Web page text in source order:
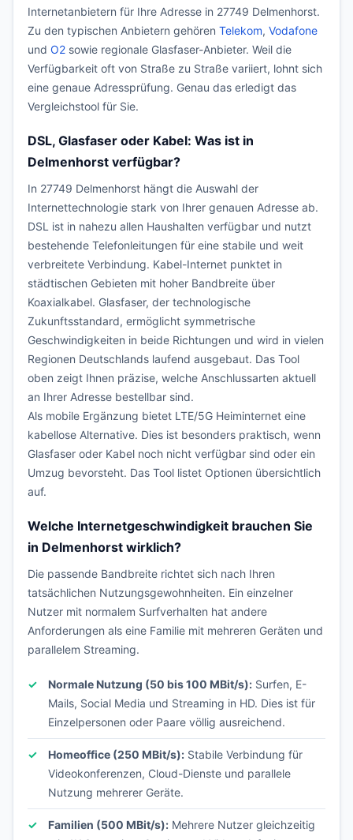
Internetanbietern für Ihre Adresse in 27749 Delmenhorst.
Zu den typischen Anbietern gehören Telekom, Vodafone
und O2 sowie regionale Glasfaser-Anbieter. Weil die
Verfügbarkeit oft von Straße zu Straße variiert, lohnt sich
eine genaue Adressprüfung. Genau das erledigt das
Vergleichstool für Sie.
DSL, Glasfaser oder Kabel: Was ist in
Delmenhorst verfügbar?
In 27749 Delmenhorst hängt die Auswahl der
Internettechnologie stark von Ihrer genauen Adresse ab.
DSL ist in nahezu allen Haushalten verfügbar und nutzt
bestehende Telefonleitungen für eine stabile und weit
verbreitete Verbindung. Kabel-Internet punktet in
städtischen Gebieten mit hoher Bandbreite über
Koaxialkabel. Glasfaser, der technologische
Zukunftsstandard, ermöglicht symmetrische
Geschwindigkeiten in beide Richtungen und wird in vielen
Regionen Deutschlands laufend ausgebaut. Das Tool
oben zeigt Ihnen präzise, welche Anschlussarten aktuell
an Ihrer Adresse bestellbar sind.
Als mobile Ergänzung bietet LTE/5G Heiminternet eine
kabellose Alternative. Dies ist besonders praktisch, wenn
Glasfaser oder Kabel noch nicht verfügbar sind oder ein
Umzug bevorsteht. Das Tool listet Optionen übersichtlich
auf.
Welche Internetgeschwindigkeit brauchen Sie
in Delmenhorst wirklich?
Die passende Bandbreite richtet sich nach Ihren
tatsächlichen Nutzungsgewohnheiten. Ein einzelner
Nutzer mit normalem Surfverhalten hat andere
Anforderungen als eine Familie mit mehreren Geräten und
parallelem Streaming.
Normale Nutzung (50 bis 100 MBit/s): Surfen, E-
Mails, Social Media und Streaming in HD. Dies ist für
Einzelpersonen oder Paare völlig ausreichend.
Homeoffice (250 MBit/s): Stabile Verbindung für
Videokonferenzen, Cloud-Dienste und parallele
Nutzung mehrerer Geräte.
Familien (500 MBit/s): Mehrere Nutzer gleichzeitig